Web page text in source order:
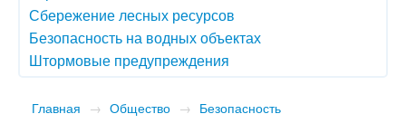
Сбережение лесных ресурсов
Безопасность на водных объектах
Штормовые предупреждения
Главная → Общество → Безопасность